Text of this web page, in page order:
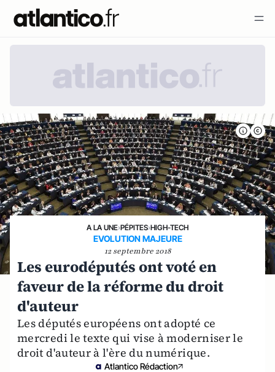
A LA UNE›PÉPITES›HIGH-TECH
EVOLUTION MAJEURE
12 septembre 2018
Les eurodéputés ont voté en
faveur de la réforme du droit
d'auteur
Les députés européens ont adopté ce
mercredi le texte qui vise à moderniser le
droit d'auteur à l'ère du numérique.
Atlantico Rédaction